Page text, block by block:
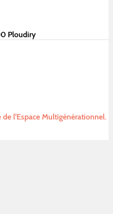
Ploudiry
l'Espace Multigénérationnel.